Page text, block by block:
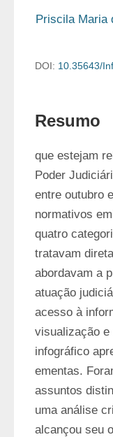
Priscila Maria
DOI: 10.35643/
Resumo
que estejam
Poder
entre outubro
normativos
quatro
tratavam
abordavam a
atuação
acesso à
visualização e
infográfico
ementas.
assuntos
uma análise
alcançou seu